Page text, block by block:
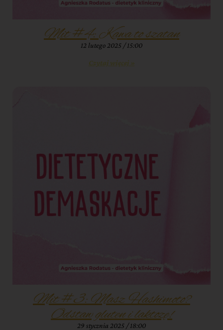
Mit #4: Kawa to szatan
12 lutego 2025 15:00
Czytaj więcej »
Mit #3: Masz Hashimoto?
Odstaw gluten i laktozę!
29 stycznia 2025 18:00